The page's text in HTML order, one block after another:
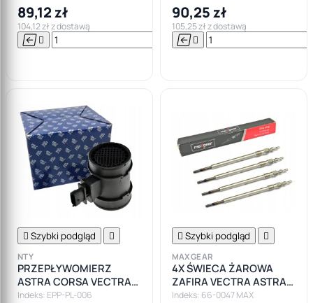
CROMA SAAB 1.9D
89,12 zł
104,12 zł z dostawą
  

1.9 2.0 CDTI
90,25 zł
105,25 zł z dostawą
 
 Szybki podgląd 
NTY
PRZEPŁYWOMIERZ
ASTRA CORSA VECTRA
1.3 1.7 1.9 CDTI FIAT SAAB
Indeks: EPP-PL-006
 Szybki podgląd 
MAXGEAR
4X ŚWIECA ŻAROWA
ZAFIRA VECTRA ASTRA
1.9 150KM
Indeks: 66-0047 MAX